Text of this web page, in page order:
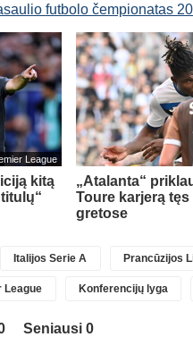
futbolo čempionatas
League
kitą
„Atalanta“
Toure karjerą tęs
gretose
Italijos Serie A Prancūzijos
League Konferencijų lyga
Seniausi 0